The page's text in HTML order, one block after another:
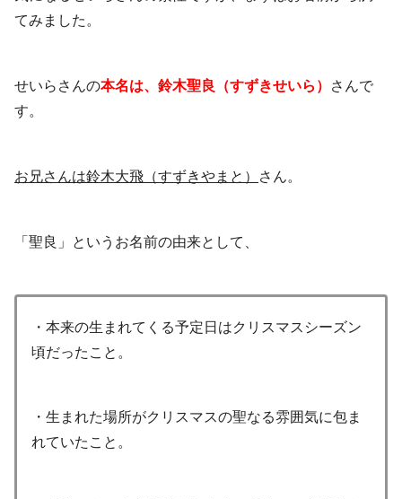
てみました。
せいらさんの本名は、鈴木聖良（すずきせいら）
さんで
す。
お兄さんは鈴木大飛（すずきやまと） さん。
「聖良」というお名前の由来として、
・本来の生まれてくる予定日はクリスマスシーズン
頃だったこと。
・生まれた場所がクリスマスの聖なる雰囲気に包ま
れていたこと。